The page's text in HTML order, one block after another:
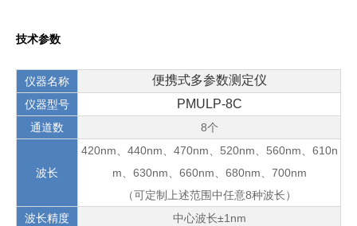
技术参数
仪器名称 便携式多参数测定仪
仪器型号 PMULP-8C
通道数 8个
波长
420nm、440nm、470nm、520nm、560nm、610n
m、630nm、660nm、680nm、700nm
（可定制上述范围中任意8种波长）
波长精度
中心波长±1nm